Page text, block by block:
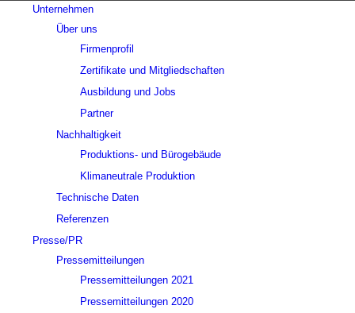
Unternehmen
Über uns
Firmenprofil
Zertifikate und Mitgliedschaften
Ausbildung und Jobs
Partner
Nachhaltigkeit
Produktions- und Bürogebäude
Klimaneutrale Produktion
Technische Daten
Referenzen
Presse/PR
Pressemitteilungen
Pressemitteilungen 2021
Pressemitteilungen 2020